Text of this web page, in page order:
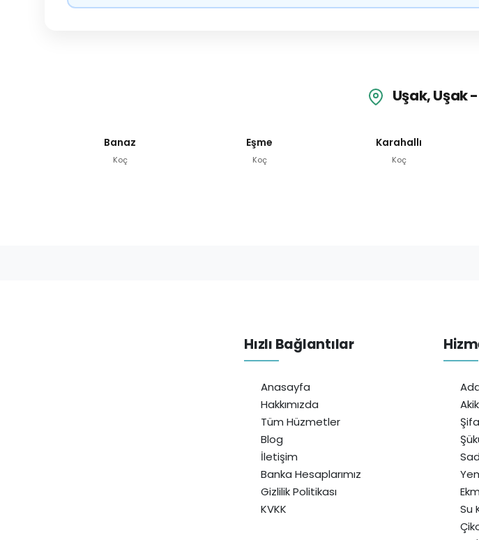
Uşak, Uşak
Banaz
Koç
Eşme
Koç
Karahallı
Koç
Hızlı Bağlantılar
Anasayfa
Hakkımızda
Tüm Hüzmetler
Blog
İletişim
Banka Hesaplarımız
Gizlilik Politikası
KVKK
Su